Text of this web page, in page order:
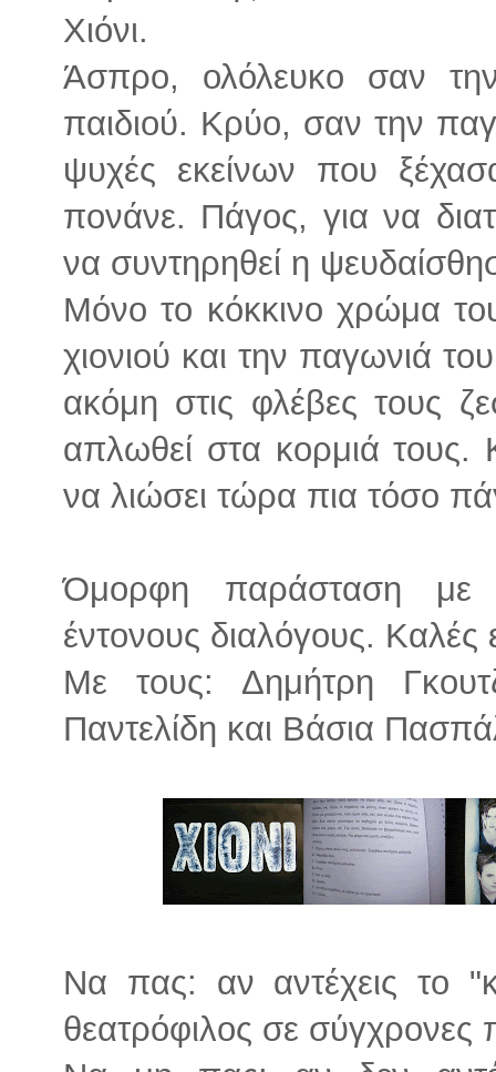
Χιόνι.
Άσπρο, ολόλευκο σαν
παιδιού. Κρύο, σαν την
ψυχές εκείνων που
πονάνε. Πάγος, για να
να συντηρηθεί η
Μόνο το κόκκινο χρώμα
χιονιού και την παγωνιά
ακόμη στις φλέβες τους
απλωθεί στα κορμιά τους.
να λιώσει τώρα πια τόσο
Όμορφη παράσταση με
έντονους διαλόγους. Καλές
Με τους: Δημήτρη
Παντελίδη και Βάσια
Να πας: αν αντέχεις το
θεατρόφιλος σε σύγχρονες